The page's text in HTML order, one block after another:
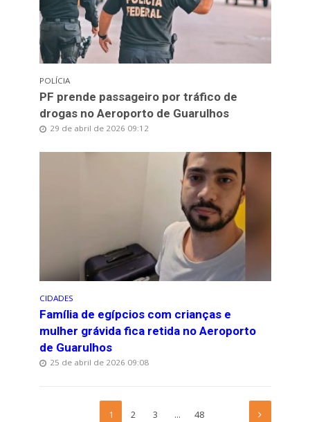
POLÍCIA
PF prende passageiro por tráfico de
drogas no Aeroporto de Guarulhos
29 de abril de 2026 09:12
CIDADES
Família de egípcios com crianças e
mulher grávida fica retida no Aeroporto
de Guarulhos
25 de abril de 2026 09:08
1 2 3 … 48